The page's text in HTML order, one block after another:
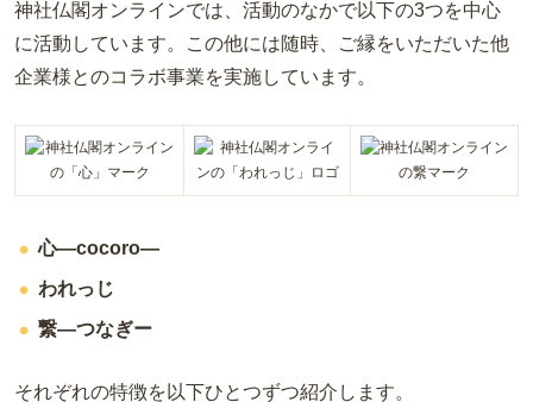
神社仏閣オンラインでは、活動のなかで以下の3つを中心
に活動しています。この他には随時、ご縁をいただいた他
企業様とのコラボ事業を実施しています。
心―cocoro―
われっじ
繋―つなぎー
それぞれの特徴を以下ひとつずつ紹介します。